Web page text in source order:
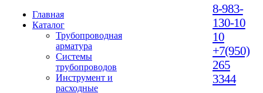
Главная
Каталог
Трубопроводная
арматура
Системы
трубопроводов
Инструмент и
расходные
8-983-
130-10
10
+7(950)
265
3344